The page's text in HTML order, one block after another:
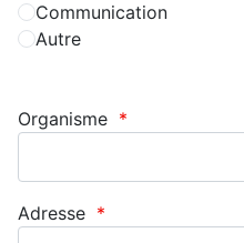
Communication
Autre
Organisme *
Adresse *